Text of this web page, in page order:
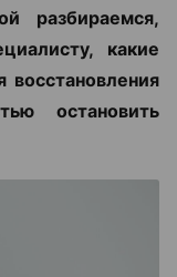
разбираемся,
какие
остановить